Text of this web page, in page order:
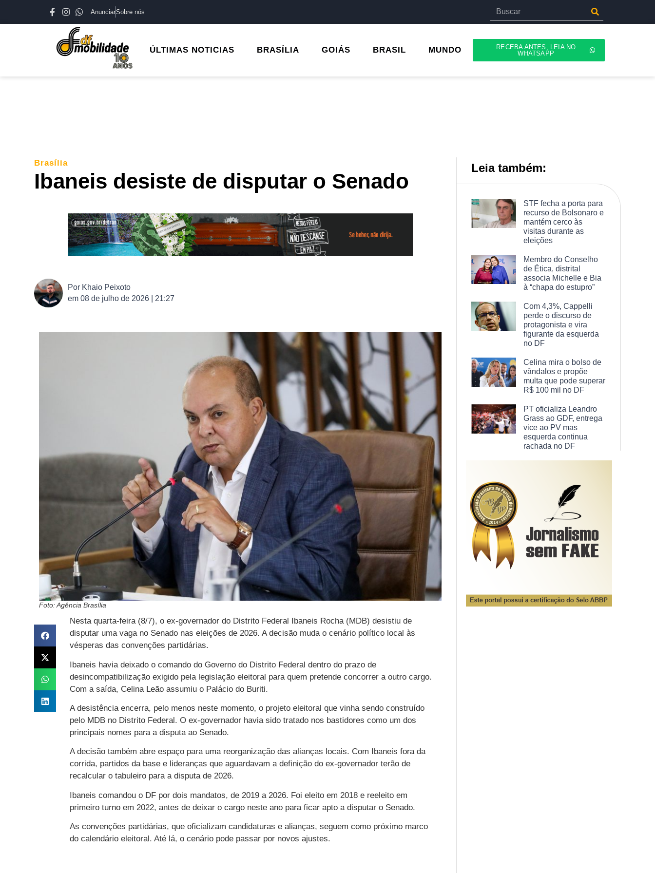
AnunciarSobre nós
ÚLTIMAS NOTICIAS BRASÍLIA GOIÁS BRASIL MUNDO
RECEBA ANTES, LEIA NO
WHATSAPP
Brasília
Ibaneis desiste de disputar o Senado
Por Khaio Peixoto
em 08 de julho de 2026 | 21:27
Foto: Agência Brasília
Nesta quarta-feira (8/7), o ex-governador do Distrito Federal Ibaneis Rocha (MDB) desistiu de
disputar uma vaga no Senado nas eleições de 2026. A decisão muda o cenário político local às
vésperas das convenções partidárias.
Ibaneis havia deixado o comando do Governo do Distrito Federal dentro do prazo de
desincompatibilização exigido pela legislação eleitoral para quem pretende concorrer a outro cargo.
Com a saída, Celina Leão assumiu o Palácio do Buriti.
A desistência encerra, pelo menos neste momento, o projeto eleitoral que vinha sendo construído
pelo MDB no Distrito Federal. O ex-governador havia sido tratado nos bastidores como um dos
principais nomes para a disputa ao Senado.
A decisão também abre espaço para uma reorganização das alianças locais. Com Ibaneis fora da
corrida, partidos da base e lideranças que aguardavam a definição do ex-governador terão de
recalcular o tabuleiro para a disputa de 2026.
Ibaneis comandou o DF por dois mandatos, de 2019 a 2026. Foi eleito em 2018 e reeleito em
primeiro turno em 2022, antes de deixar o cargo neste ano para ficar apto a disputar o Senado.
As convenções partidárias, que oficializam candidaturas e alianças, seguem como próximo marco
do calendário eleitoral. Até lá, o cenário pode passar por novos ajustes.
Leia também:
STF fecha a porta para
recurso de Bolsonaro e
mantém cerco às
visitas durante as
eleições
Membro do Conselho
de Ética, distrital
associa Michelle e Bia
à “chapa do estupro”
Com 4,3%, Cappelli
perde o discurso de
protagonista e vira
figurante da esquerda
no DF
Celina mira o bolso de
vândalos e propõe
multa que pode superar
R$ 100 mil no DF
PT oficializa Leandro
Grass ao GDF, entrega
vice ao PV mas
esquerda continua
rachada no DF